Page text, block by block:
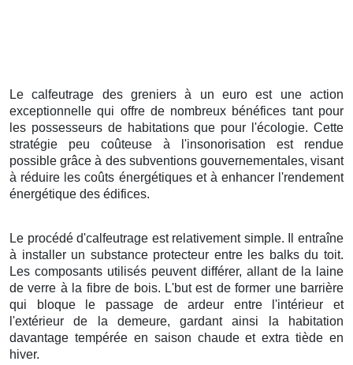
Le calfeutrage des greniers à un euro est une action
exceptionnelle qui offre de nombreux bénéfices tant pour
les possesseurs de habitations que pour l'écologie. Cette
stratégie peu coûteuse à l'insonorisation est rendue
possible grâce à des subventions gouvernementales, visant
à réduire les coûts énergétiques et à enhancer l'rendement
énergétique des édifices.
Le procédé d'calfeutrage est relativement simple. Il entraîne
à installer un substance protecteur entre les balks du toit.
Les composants utilisés peuvent différer, allant de la laine
de verre à la fibre de bois. L'but est de former une barrière
qui bloque le passage de ardeur entre l'intérieur et
l'extérieur de la demeure, gardant ainsi la habitation
davantage tempérée en saison chaude et extra tiède en
hiver.